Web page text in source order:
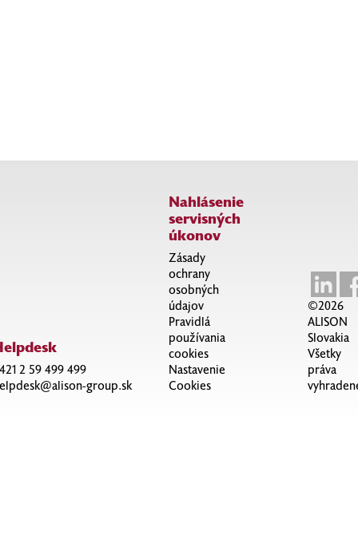
2 59 499 499
group.sk
Nahlásenie
servisných
úkonov
Zásady
ochrany
osobných
údajov
Pravidlá
používania
cookies
Nastavenie
Cookies
©2026
ALISON
Slovakia
Všetky
práva